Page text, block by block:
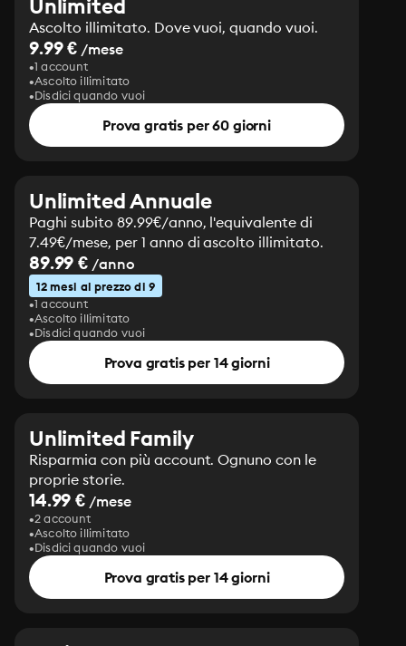
Unlimited
Ascolto illimitato. Dove vuoi, quando vuoi.
9.99 € /mese
1 account
Ascolto illimitato
Disdici quando vuoi
Prova gratis per 60 giorni
Unlimited Annuale
Paghi subito 89.99€/anno, l'equivalente di
7.49€/mese, per 1 anno di ascolto illimitato.
89.99 € /anno
12 mesi al prezzo di 9
1 account
Ascolto illimitato
Disdici quando vuoi
Prova gratis per 14 giorni
Unlimited Family
Risparmia con più account. Ognuno con le
proprie storie.
14.99 € /mese
2 account
Ascolto illimitato
Disdici quando vuoi
Prova gratis per 14 giorni